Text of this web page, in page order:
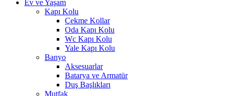
Ev ve Yaşam
Kapı Kolu
Çekme Kollar
Oda Kapı Kolu
Wc Kapı Kolu
Yale Kapı Kolu
Banyo
Aksesuarlar
Batarya ve Armatür
Duş Başlıkları
Mutfak